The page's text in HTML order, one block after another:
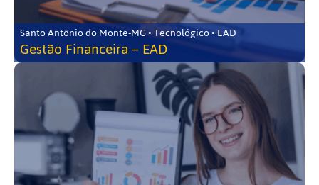
Santo Antônio do Monte-MG • Tecnológico • EAD
Gestão Financeira – EAD